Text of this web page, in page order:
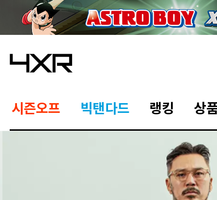
시즌오프 빅탠다드 랭킹 상